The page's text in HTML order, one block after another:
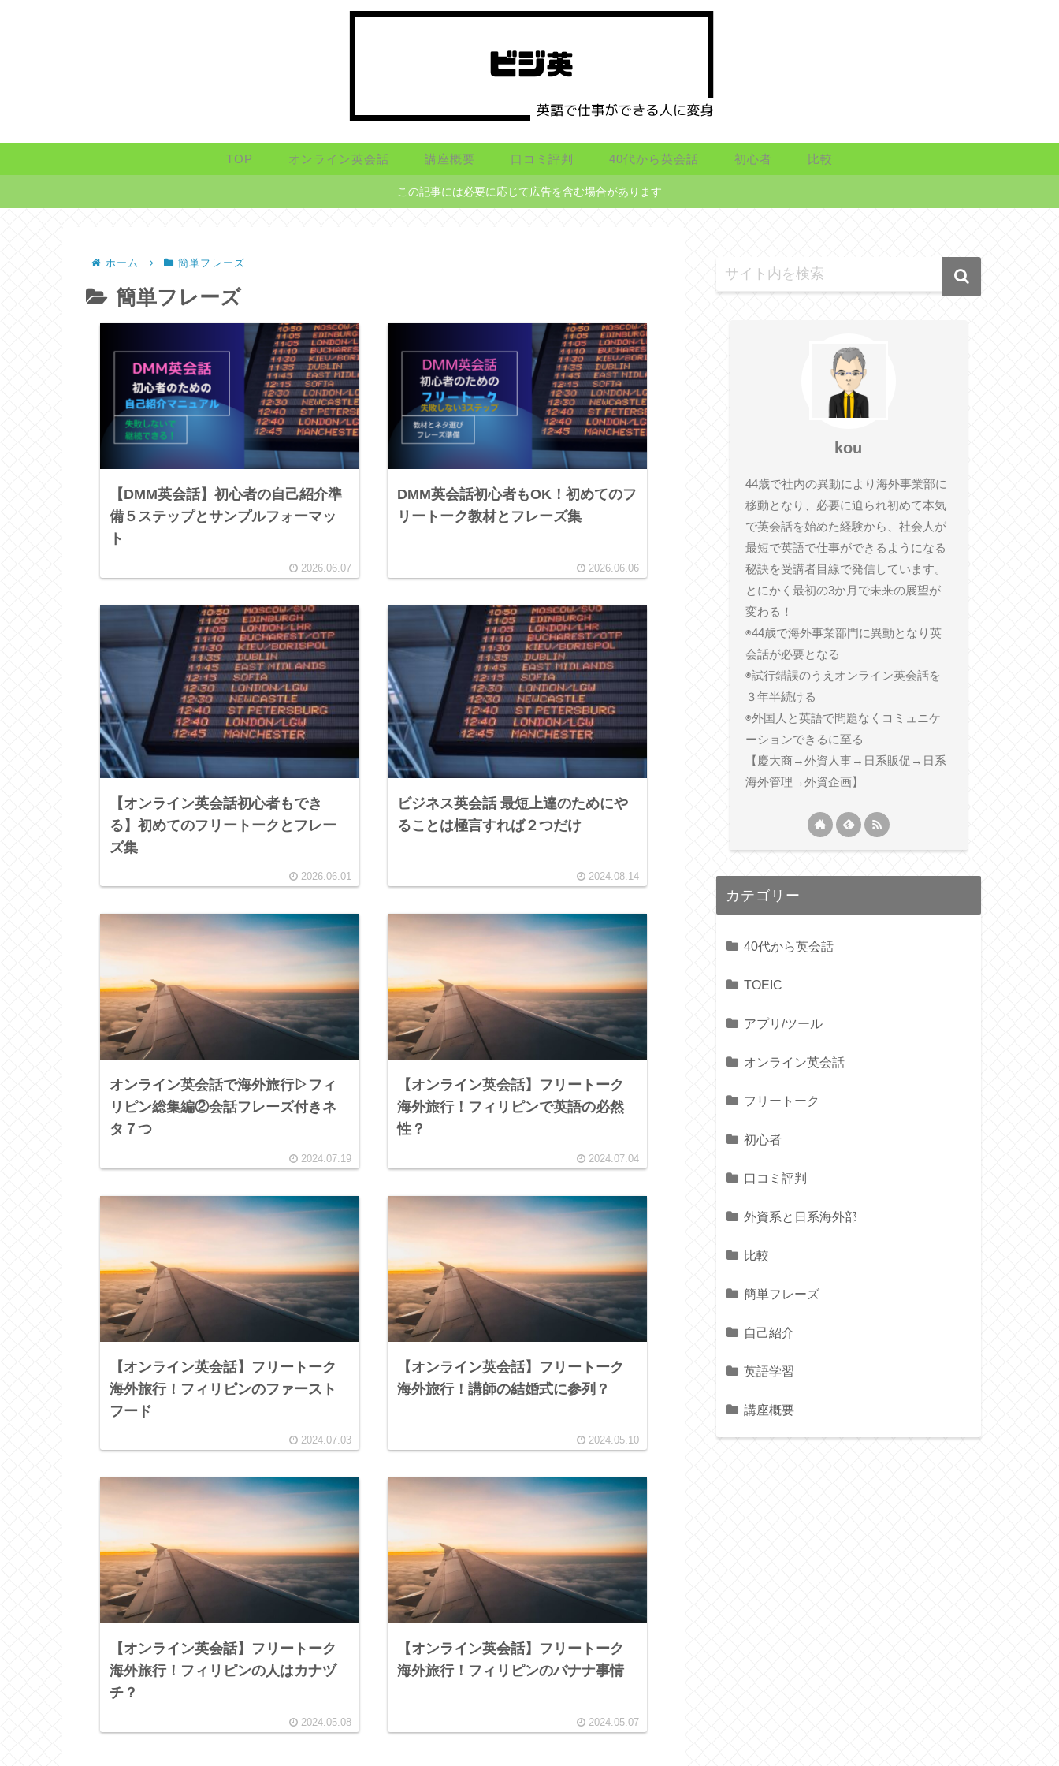
TOP オンライン英会話 講座概要 口コミ評判 40代から英会話 初心者 比較
この記事には必要に応じて広告を含む場合があります
ホーム 簡単フレーズ
簡単フレーズ
【DMM英会話】初心者の自己紹介準
備５ステップとサンプルフォーマッ
ト
2026.06.07
DMM英会話初心者もOK！初めてのフ
リートーク教材とフレーズ集
2026.06.06
【オンライン英会話初心者もでき
る】初めてのフリートークとフレー
ズ集
2026.06.01
ビジネス英会話 最短上達のためにや
ることは極言すれば２つだけ
2024.08.14
オンライン英会話で海外旅行▷フィ
リピン総集編②会話フレーズ付きネ
タ７つ
2024.07.19
【オンライン英会話】フリートーク
海外旅行！フィリピンで英語の必然
性？
2024.07.04
【オンライン英会話】フリートーク
海外旅行！フィリピンのファースト
フード
2024.07.03
【オンライン英会話】フリートーク
海外旅行！講師の結婚式に参列？
2024.05.10
【オンライン英会話】フリートーク
海外旅行！フィリピンの人はカナヅ
チ？
2024.05.08
【オンライン英会話】フリートーク
海外旅行！フィリピンのバナナ事情
2024.05.07
kou
44歳で社内の異動により海外事業部に
移動となり、必要に迫られ初めて本気
で英会話を始めた経験から、社会人が
最短で英語で仕事ができるようになる
秘訣を受講者目線で発信しています。
とにかく最初の3か月で未来の展望が
変わる！
◉44歳で海外事業部門に異動となり英
会話が必要となる
◉試行錯誤のうえオンライン英会話を
３年半続ける
◉外国人と英語で問題なくコミュニケ
ーションできるに至る
【慶大商→外資人事→日系販促→日系
海外管理→外資企画】
カテゴリー
40代から英会話
TOEIC
アプリ/ツール
オンライン英会話
フリートーク
初心者
口コミ評判
外資系と日系海外部
比較
簡単フレーズ
自己紹介
英語学習
講座概要